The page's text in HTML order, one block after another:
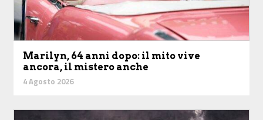
Marilyn, 64 anni dopo: il mito vive
ancora, il mistero anche
4 Agosto 2026